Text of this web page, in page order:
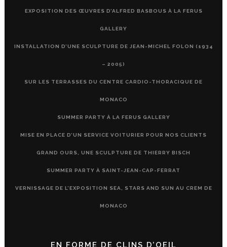
EXPOSITION DES ŒUVRES D’ALFRED BASBOUS À LA FERUS
GALLERY
INSTALLATION D’UNE SCULPTURE DE JEAN-MICHEL FOLON (1934
– 2005)
SUR LES TERRASSES DU CENTRE CARDIO-THORACIQUE DE
MONACO
SUMMER PARTY À LA FERUS GALLERY
MISE EN PLACE D’UN SERVICE VOITURIER POUR NOS CLIENTS
GRAND OURS, UNE SCULPTURE DE THIERRY BISCH
SUMMER PARTY À SAINT-JEAN-CAP-FERRAT
VERNISSAGE DE L’EXPOSITION SEA, STARS AND SUN AU CREM DE
MONACO
EN FORME DE CLINS D’OEIL